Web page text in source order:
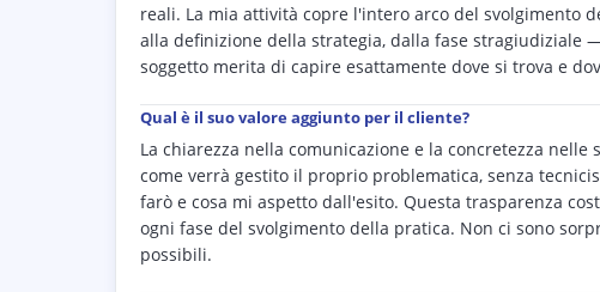
reali. La mia attività copre l'intero arco del svolgimento
alla definizione della strategia, dalla fase
soggetto merita di capire esattamente dove si trova e
Qual è il suo valore aggiunto per il cliente?
La chiarezza nella comunicazione e la concretezza
come verrà gestito il proprio problematica, senza
farò e cosa mi aspetto dall'esito. Questa trasparenza
ogni fase del svolgimento della pratica. Non ci sono
possibili.